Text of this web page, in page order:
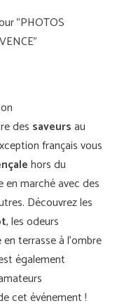
des saveursau
français vous
hors du
marché avec des
Découvrez les
, les odeurs
terrasse à l’ombre
également
cet événement !